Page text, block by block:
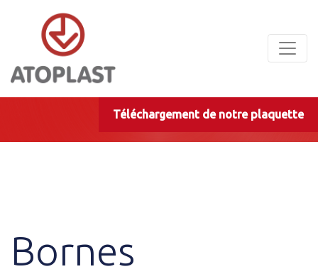
Téléchargement de notre plaquette
Bornes